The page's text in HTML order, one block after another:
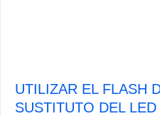
UTILIZAR EL FLASH
SUSTITUTO DEL